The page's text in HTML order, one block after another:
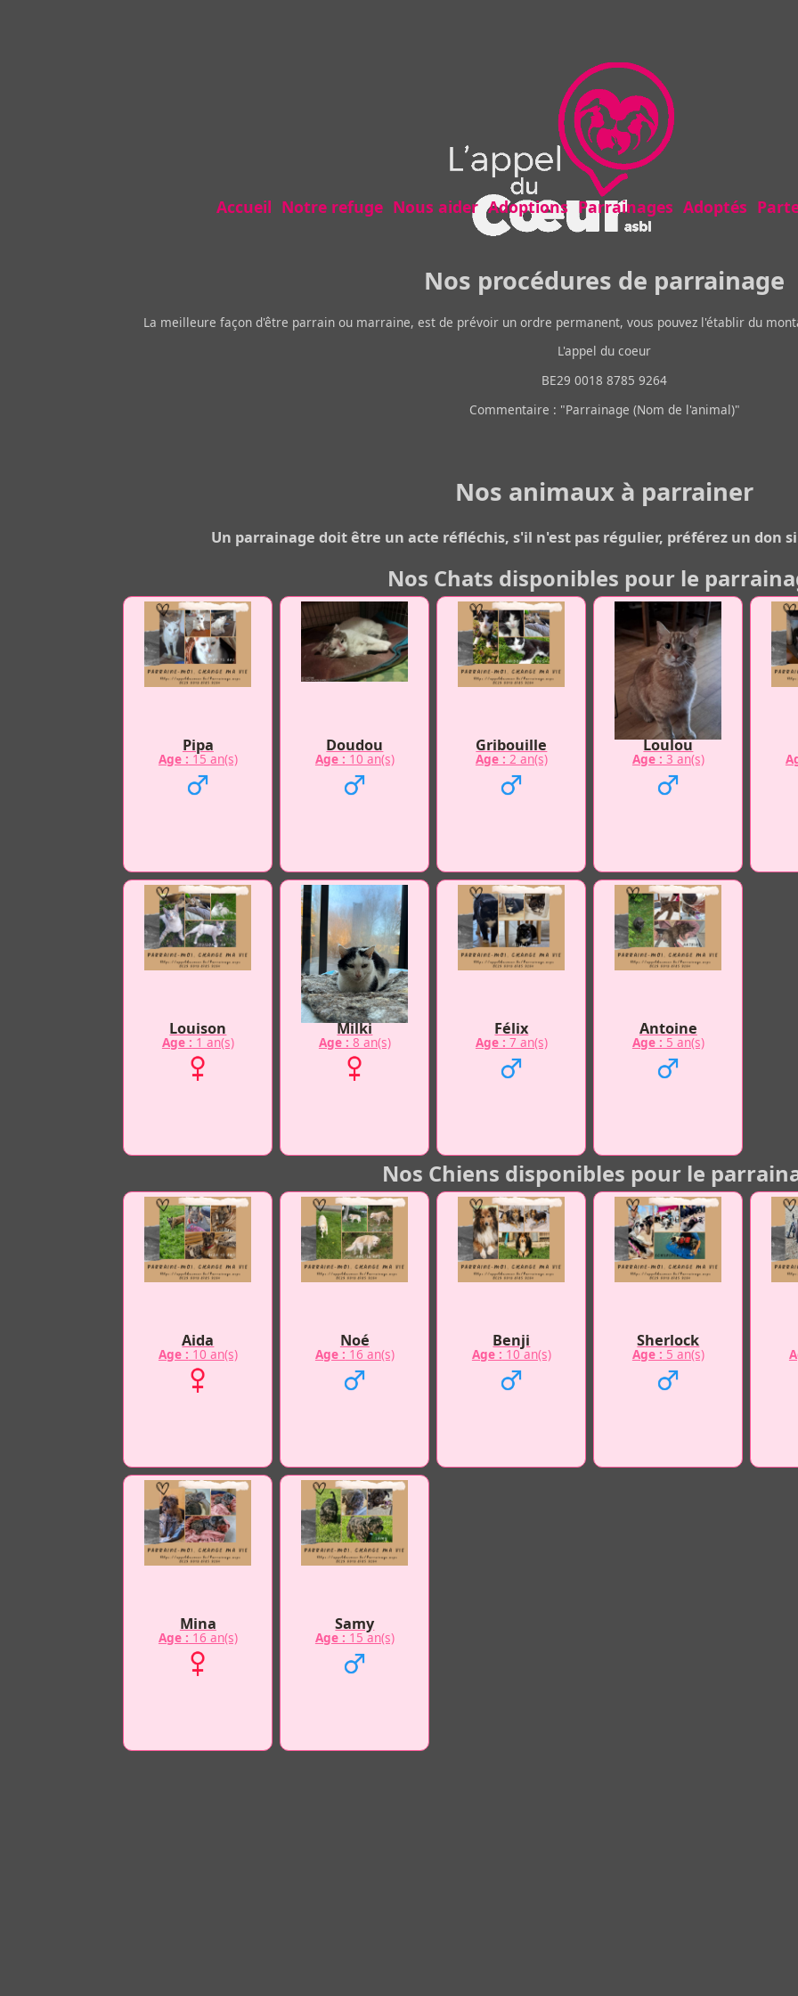
Accueil Notre refuge Nous aider Adoptions Parrainages Adoptés
Nos procédures de parrainage
La meilleure façon d'être parrain ou marraine, est de prévoir un ordre permanent, vous pouvez l'établir du
L'appel du coeur
BE29 0018 8785 9264
Commentaire : "Parrainage (Nom de l'animal)"
Nos animaux à parrainer
Un parrainage doit être un acte réfléchis, s'il n'est pas régulier, préférez un don
Nos Chats disponibles pour le
Pipa
Age : 15 an(s)
Doudou
Age : 10 an(s)
Gribouille
Age : 2 an(s)
Loulou
Age : 3 an(s)
Louison
Age : 1 an(s)
Milki
Age : 8 an(s)
Félix
Age : 7 an(s)
Antoine
Age : 5 an(s)
Nos Chiens disponibles pour le
Aida
Age : 10 an(s)
Noé
Age : 16 an(s)
Benji
Age : 10 an(s)
Sherlock
Age : 5 an(s)
Mina
Age : 16 an(s)
Samy
Age : 15 an(s)